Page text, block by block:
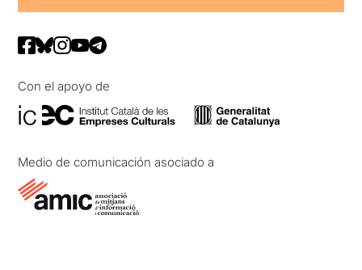
Con el apoyo de
Medio de comunicación asociado a